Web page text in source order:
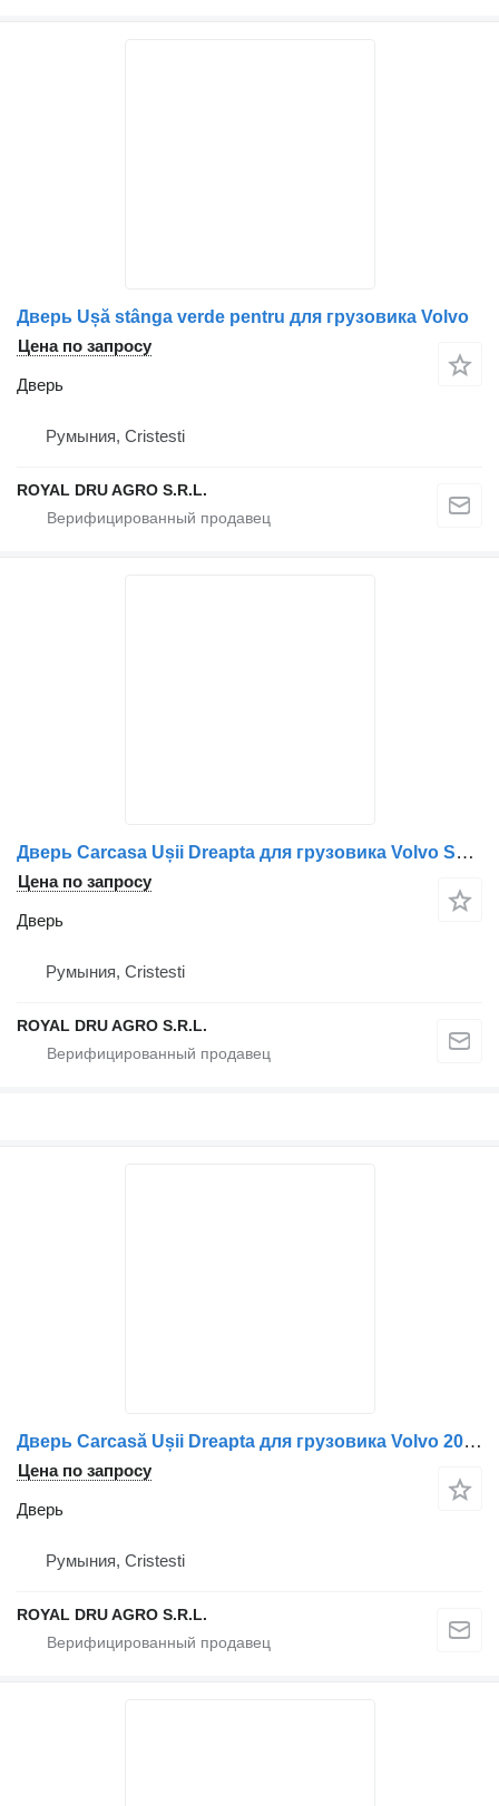
Дверь Ușă stânga verde pentru для грузовика Volvo
Цена по запросу
Дверь
Румыния, Cristesti
ROYAL DRU AGRO S.R.L.
Дверь Carcasa Ușii Dreapta для грузовика Volvo Spånga Distribution AB 85112764 20832733
Цена по запросу
Дверь
Румыния, Cristesti
ROYAL DRU AGRO S.R.L.
Дверь Carcasă Ușii Dreapta для грузовика Volvo 20360850 20356231 – Van De Scheur Logistiek Vianen
Цена по запросу
Дверь
Румыния, Cristesti
ROYAL DRU AGRO S.R.L.